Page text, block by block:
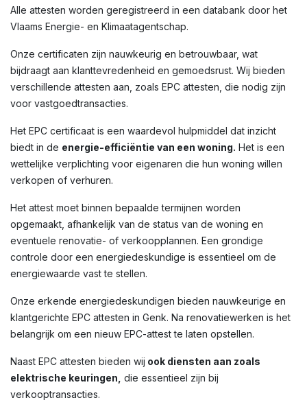
Alle attesten worden geregistreerd in een databank door het
Vlaams Energie- en Klimaatagentschap.
Onze certificaten zijn nauwkeurig en betrouwbaar, wat
bijdraagt aan klanttevredenheid en gemoedsrust. Wij bieden
verschillende attesten aan, zoals EPC attesten, die nodig zijn
voor vastgoedtransacties.
Het EPC certificaat is een waardevol hulpmiddel dat inzicht
biedt in de energie-efficiëntie van een woning. Het is een
wettelijke verplichting voor eigenaren die hun woning willen
verkopen of verhuren.
Het attest moet binnen bepaalde termijnen worden
opgemaakt, afhankelijk van de status van de woning en
eventuele renovatie- of verkoopplannen. Een grondige
controle door een energiedeskundige is essentieel om de
energiewaarde vast te stellen.
Onze erkende energiedeskundigen bieden nauwkeurige en
klantgerichte EPC attesten in Genk. Na renovatiewerken is het
belangrijk om een nieuw EPC-attest te laten opstellen.
Naast EPC attesten bieden wij ook diensten aan zoals
elektrische keuringen, die essentieel zijn bij
verkooptransacties.